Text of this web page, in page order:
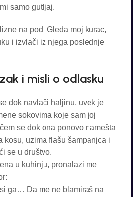
samo gutljaj.
na pod. Gleda moj kurac,
i izvlači iz njega poslednje
i misli o odlasku
dok navlači haljinu, uvek je
sokovima koje sam joj
se dok ona ponovo namešta
kosu, uzima flašu šampanjca i
se u društvo.
u kuhinju, pronalazi me
ga… Da me ne blamiraš na